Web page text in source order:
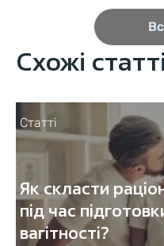
Схожі статті
Статті
Як скласти
під час
вагітності?